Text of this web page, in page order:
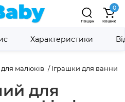
Пошук
0
Кошик
малюків Іграшки для ванни
для
Характеристики